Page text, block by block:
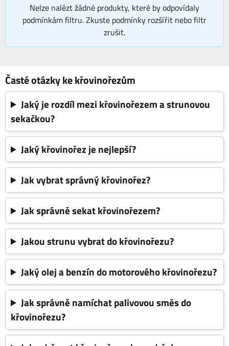
Nelze nalézt žádné produkty, které by odpovídaly
podmínkám filtru. Zkuste podmínky rozšířit nebo filtr
zrušit.
Časté otázky ke křovinořezům
Jaký je rozdíl mezi křovinořezem a strunovou
sekačkou?
Jaký křovinořez je nejlepší?
Jak vybrat správný křovinořez?
Jak správně sekat křovinořezem?
Jakou strunu vybrat do křovinořezu?
Jaký olej a benzín do motorového křovinořezu?
Jak správně namíchat palivovou směs do
křovinořezu?